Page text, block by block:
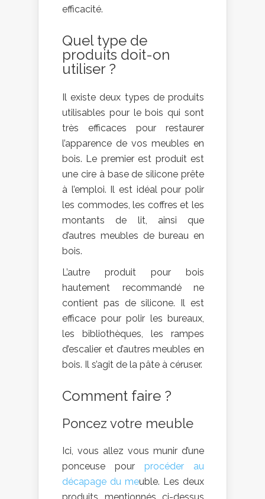
efficacité.
Quel type de
produits doit-on
utiliser ?
Il existe deux types de produits
utilisables pour le bois qui sont
très efficaces pour restaurer
l’apparence de vos meubles en
bois. Le premier est produit est
une cire à base de silicone prête
à l’emploi. Il est idéal pour polir
les commodes, les coffres et les
montants de lit, ainsi que
d’autres meubles de bureau en
bois.
L’autre produit pour bois
hautement recommandé ne
contient pas de silicone. Il est
efficace pour polir les bureaux,
les bibliothèques, les rampes
d’escalier et d’autres meubles en
bois. Il s’agit de la pâte à céruser.
Comment faire ?
Poncez votre meuble
Ici, vous allez vous munir d’une
ponceuse pour procéder au
décapage du meuble. Les deux